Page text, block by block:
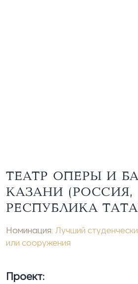
ТЕАТР ОПЕРЫ И
КАЗАНИ (РОССИЯ,
РЕСПУБЛИКА
Номинация: Лучший
или сооружения
Проект: